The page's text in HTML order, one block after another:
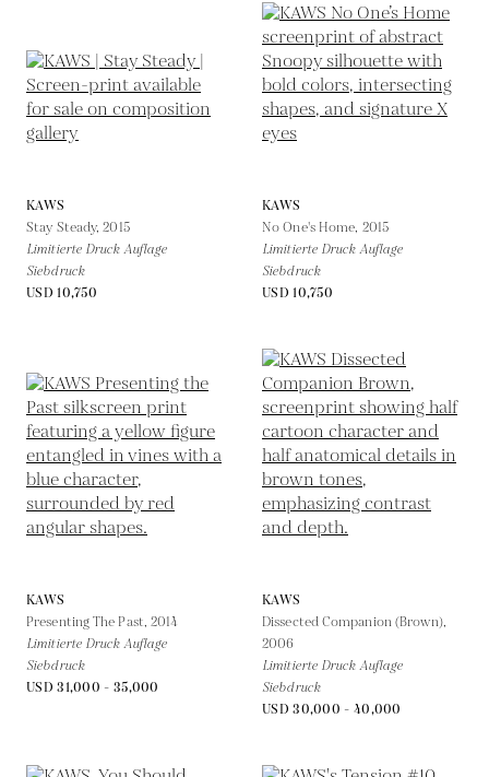
KAWS
Stay Steady,2015
Limitierte Druck Auflage
Siebdruck
USD 10,750
KAWS
No One's Home, 2015
Limitierte Druck Auflage
Siebdruck
USD 10,750
KAWS
Presenting The Past,2014
Limitierte Druck Auflage
Siebdruck
USD 31,000 - 35,000
KAWS
Dissected Companion (Brown),
2006
Limitierte Druck Auflage
Siebdruck
USD 30,000 - 40,000